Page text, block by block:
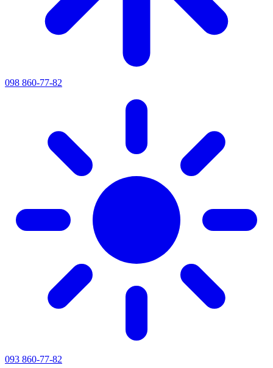
098 860-77-82
093 860-77-82